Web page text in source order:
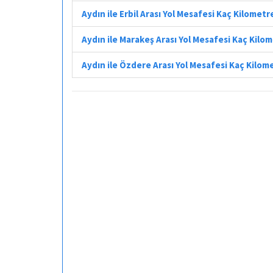
Aydın ile Erbil Arası Yol Mesafesi Kaç
Aydın ile Marakeş Arası Yol Mesafesi Kaç
Aydın ile Özdere Arası Yol Mesafesi Kaç